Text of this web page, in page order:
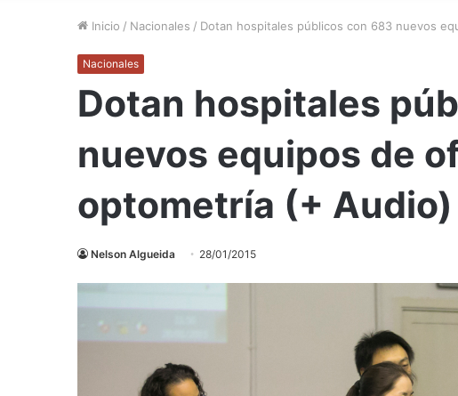
Inicio / Nacionales / Dotan hospitales públicos con 683 nuevos
Nacionales
Dotan hospitales
nuevos equipos de
optometría (+ Audio)
Nelson Algueida 28/01/2015